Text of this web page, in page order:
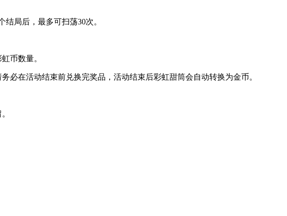
局后，最多可扫荡30次。
币数量。
在活动结束前兑换完奖品，活动结束后彩虹甜筒会自动转换为金币。